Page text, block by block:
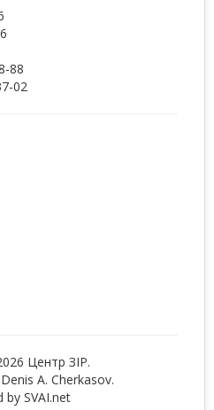
88
02
Центр ЗIР.
A. Cherkasov.
by SVAI.net